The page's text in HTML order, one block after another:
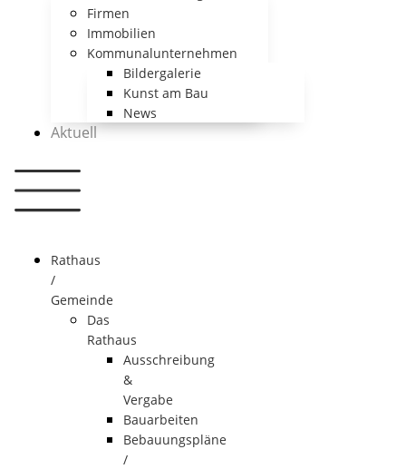
Firmen
Immobilien
Kommunalunternehmen
Bildergalerie
Kunst am Bau
News
Aktuell
Rathaus
/
Gemeinde
Das
Rathaus
Ausschreibung
&
Vergabe
Bauarbeiten
Bebauungspläne
/